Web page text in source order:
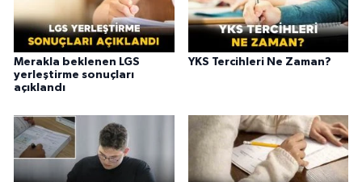
Merakla beklenen LGS
yerleştirme sonuçları
açıklandı
YKS Tercihleri Ne Zaman?